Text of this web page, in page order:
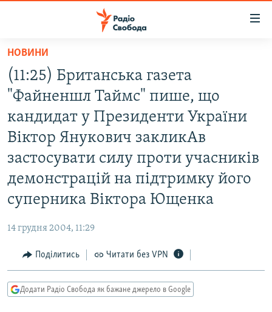
Перейти
основного
матеріалу
до
основної
навігації
до
пошуку
РАДІО СВОБОДА – 70 РОКІВ
ВСЕ ЗА ДОБУ
СУСПІЛЬСТВО
КУЛЬТУРА
СВІТ
ВІЙНА
РОСІЙСЬКА «ФІЛЬТРАЦІЯ»
ДОНБАС.РЕАЛІЇ
КРИМ.РЕАЛІЇ
КИТАЙ.ВИКЛИКИ
МУЛЬТИМЕДІА
НОВИНИ
(11:25) Британська газета
"Файненшл Таймс" пише, що
кандидат у Президенти України
Віктор Янукович закликАв
застосувати силу проти учасників
демонстрацій на підтримку його
суперника Віктора Ющенка
14 грудня 2004, 11:29
Поділитись Читати без VPN
Додати Радіо Свобода як бажане джерело в Google